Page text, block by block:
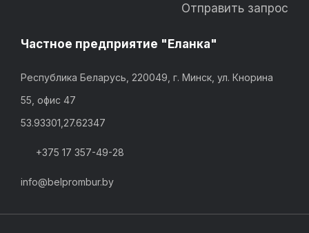
Отправить запрос
Частное предприятие "Еланка"
Республика Беларусь, 220049, г. Минск, ул. Кнорина
55, офис 47
53.93301,27.62347
+375 17 357-49-28
info@belprombur.by